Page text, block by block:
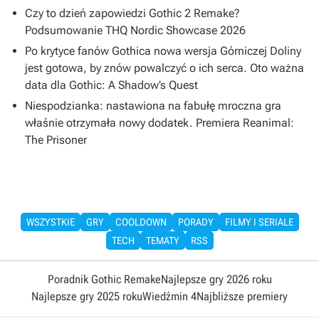
Czy to dzień zapowiedzi Gothic 2 Remake?
Podsumowanie THQ Nordic Showcase 2026
Po krytyce fanów Gothica nowa wersja Górniczej Doliny
jest gotowa, by znów powalczyć o ich serca. Oto ważna
data dla Gothic: A Shadow’s Quest
Niespodzianka: nastawiona na fabułę mroczna gra
właśnie otrzymała nowy dodatek. Premiera Reanimal:
The Prisoner
WSZYSTKIE GRY COOLDOWN PORADY
FILMY I SERIALE
TECH
TEMATY RSS
Poradnik Gothic RemakeNajlepsze gry 2026 roku
Najlepsze gry 2025 rokuWiedźmin 4Najbliższe premiery